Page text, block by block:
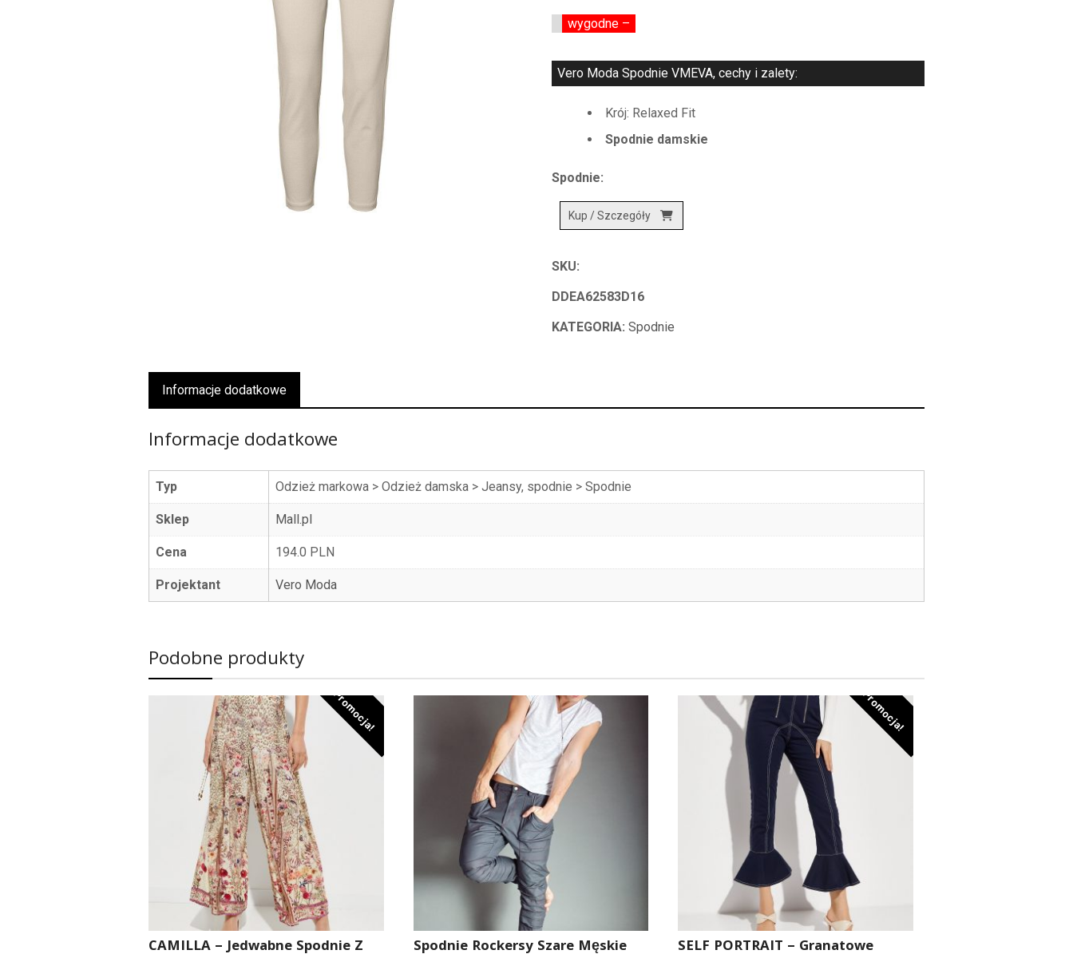
wygodne –
Vero Moda Spodnie VMEVA, cechy i zalety:
Krój: Relaxed Fit
Spodnie damskie
Spodnie:
Kup / Szczegóły
SKU:
DDEA62583D16
KATEGORIA:Spodnie
Informacje dodatkowe
Informacje dodatkowe
Typ Odzież markowa > Odzież damska > Jeansy, spodnie > Spodnie
Sklep Mall.pl
Cena 194.0 PLN
Projektant Vero Moda
Podobne produkty
Promocja!
CAMILLA – Jedwabne Spodnie Z Spodnie Rockersy Szare Męskie
Promocja!
SELF PORTRAIT – Granatowe